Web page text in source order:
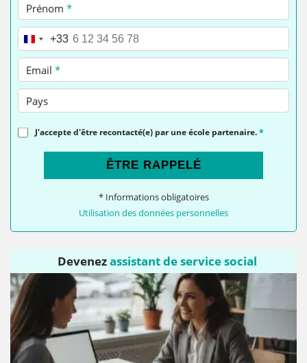
Prénom *
Téléphone *
+33
Email *
Pays
J'accepte d'être recontacté(e) par une école partenaire.*
ÊTRE RAPPELÉ
* Informations obligatoires
Utilisation des données personnelles
Devenezassistant de service social